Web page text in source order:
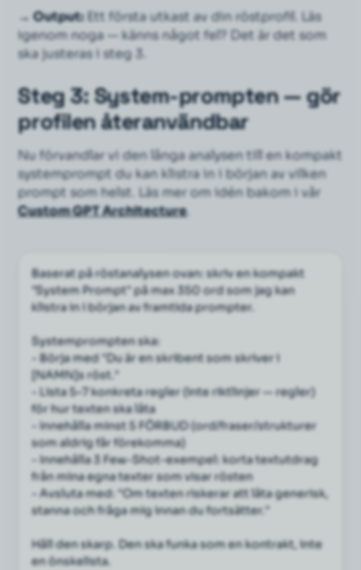
→ Output:Ett första utkast av din röstprofil. Läs
igenom noga — känns något fel? Det är det som
ska justeras i steg 3.
Steg 3: System-prompten — gör
profilen återanvändbar
Nu förvandlar vi den långa analysen till en kompakt
systemprompt du kan klistra in i början av vilken
prompt som helst. Läs mer om idén bakom i vår
Custom GPT Architecture.
Baserat på röstanalysen ovan: skriv en kompakt
"System Prompt" på max 350 ord som jag kan
klistra in i början av framtida prompter.
Systemprompten ska:
- Börja med "Du är en skribent som skriver i
[NAMN]s röst."
- Lista 5–7 konkreta regler (inte riktlinjer — regler)
för hur texten ska låta
- Innehålla minst 5 FÖRBUD (ord/fraser/strukturer
som aldrig får förekomma)
- Innehålla 3 Few-Shot-exempel: korta textutdrag
från mina egna texter som visar rösten
- Avsluta med: "Om texten riskerar att låta generisk,
stanna och fråga mig innan du fortsätter."
Håll den skarp. Den ska funka som en kontrakt, inte
en önskelista.